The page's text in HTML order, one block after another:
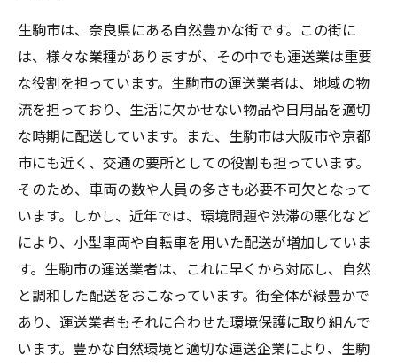
生駒市は、奈良県にある自然豊かな街です。この街に
は、様々な業種がありますが、その中でも運送業は重要
な役割を担っています。生駒市の運送業者は、地域の物
流を担っており、生活に欠かせない物品や日用品を適切
な時期に配送しています。また、生駒市は大阪市や京都
市にも近く、交通の要所としての役割も担っています。
そのため、車両の数や人員の多さも必要不可欠となって
います。しかし、近年では、環境問題や渋滞の悪化など
により、小型車両や自転車を用いた配送が増加していま
す。生駒市の運送業者は、これに早くから対応し、自然
と調和した配送をおこなっています。街全体が緑豊かで
あり、運送業者もそれに合わせた環境保護に取り組んで
います。豊かな自然環境と適切な運送企業により、生駒